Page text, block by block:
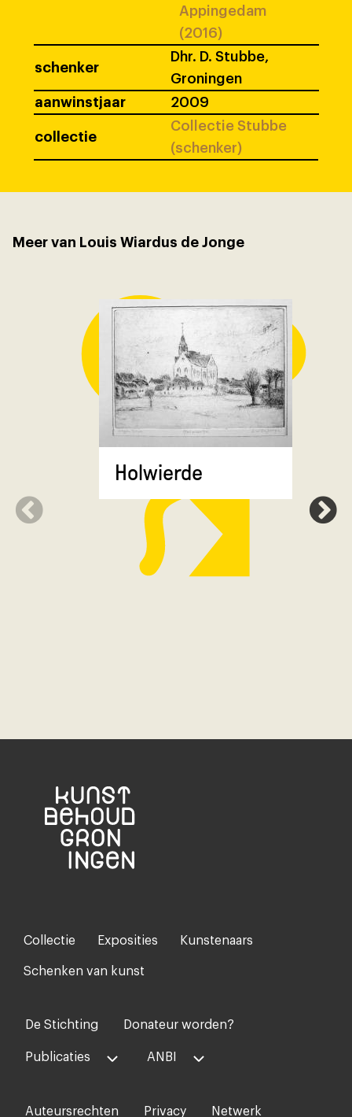
Appingedam
(2016)
schenker
Dhr. D. Stubbe,
Groningen
aanwinstjaar
2009
collectie
Collectie Stubbe
(schenker)
Meer van Louis Wiardus de Jonge
Holwierde
Footer-
menu
Collectie Exposities Kunstenaars
Schenken van kunst
Voet
midden
De Stichting Donateur worden?
Publicaties ANBI
Auteursrechten Privacy Netwerk